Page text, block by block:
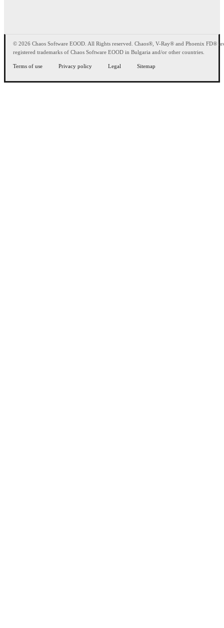
© 2026 Chaos Software EOOD. All Rights reserved. Chaos®, V-Ray® and Phoenix FD®
registered trademarks of Chaos Software EOOD in Bulgaria and/or other countries.
Terms of use Privacy policy Legal Sitemap